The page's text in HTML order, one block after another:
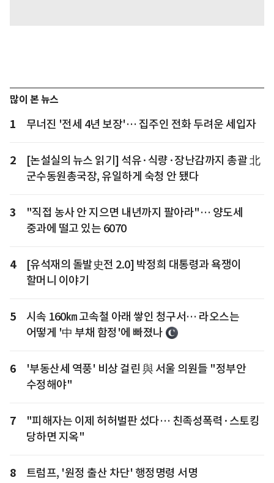
많이 본 뉴스
1 무너진 '전세 4년 보장'… 집주인 전화 두려운 세입자
2
[논설실의 뉴스 읽기] 석유·식량·장난감까지 총괄 北
군수동원총국장, 유일하게 숙청 안 됐다
3
"직접 농사 안 지으면 내년까지 팔아라"… 양도세
중과에 떨고 있는 6070
4
[유석재의 돌발史전 2.0] 박정희 대통령과 욕쟁이
할머니 이야기
5
시속 160㎞ 고속철 아래 쌓인 청구서… 라오스는
어떻게 '中 부채 함정'에 빠졌나
6
'부동산세 역풍' 비상 걸린 與 서울 의원들 "정부안
수정해야"
7
"피해자는 이제 허허벌판 섰다… 친족성폭력·스토킹
당하면 지옥"
8 트럼프, '원정 출산 차단' 행정명령 서명